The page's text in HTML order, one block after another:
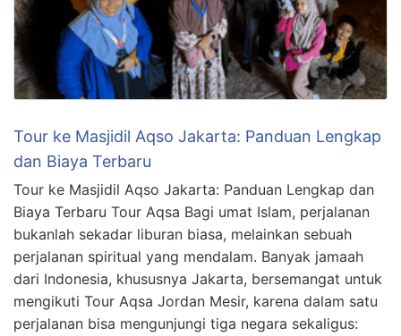
Tour ke Masjidil Aqso Jakarta: Panduan Lengkap
dan Biaya Terbaru
Tour ke Masjidil Aqso Jakarta: Panduan Lengkap dan
Biaya Terbaru Tour Aqsa Bagi umat Islam, perjalanan
bukanlah sekadar liburan biasa, melainkan sebuah
perjalanan spiritual yang mendalam. Banyak jamaah
dari Indonesia, khususnya Jakarta, bersemangat untuk
mengikuti Tour Aqsa Jordan Mesir, karena dalam satu
perjalanan bisa mengunjungi tiga negara sekaligus: